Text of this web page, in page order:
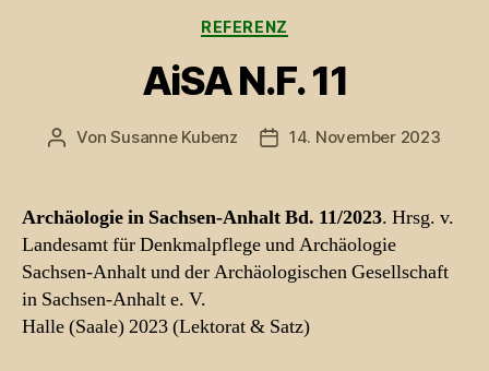
Kategorien
REFERENZ
AiSA N.F. 11
Beitragsautor
VonSusanne Kubenz Beitragsdatum
14. November 2023
Archäologie in Sachsen-Anhalt Bd. 11/2023. Hrsg. v.
Landesamt für Denkmalpflege und Archäologie
Sachsen-Anhalt und der Archäologischen Gesellschaft
in Sachsen-Anhalt e. V.
Halle (Saale) 2023 (Lektorat & Satz)